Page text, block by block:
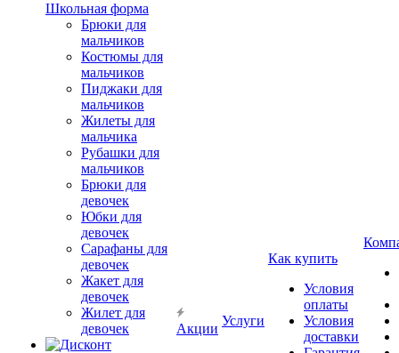
Школьная форма
Брюки для
мальчиков
Костюмы для
мальчиков
Пиджаки для
мальчиков
Жилеты для
мальчика
Рубашки для
мальчиков
Брюки для
девочек
Юбки для
девочек
Сарафаны для
девочек
Жакет для
девочек
Жилет для
девочек
Акции
Услуги
Как купить
Условия
оплаты
Условия
доставки